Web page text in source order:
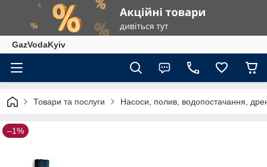
GazVodaKyiv
Товари та послуги Насоси, полив, водопостачання,
–1%